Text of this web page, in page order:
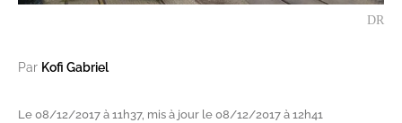
DR
Par Kofi Gabriel
Le 08/12/2017 à 11h37, mis à jour le 08/12/2017 à 12h41